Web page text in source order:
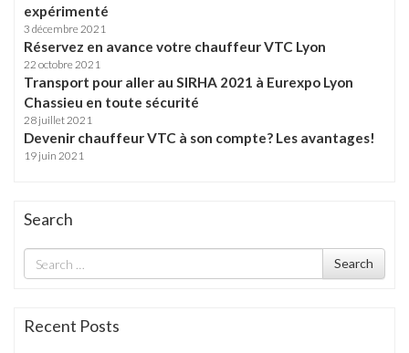
expérimenté
3 décembre 2021
Réservez en avance votre chauffeur VTC Lyon
22 octobre 2021
Transport pour aller au SIRHA 2021 à Eurexpo Lyon
Chassieu en toute sécurité
28 juillet 2021
Devenir chauffeur VTC à son compte? Les avantages!
19 juin 2021
Search
Search
for
Search
Recent Posts